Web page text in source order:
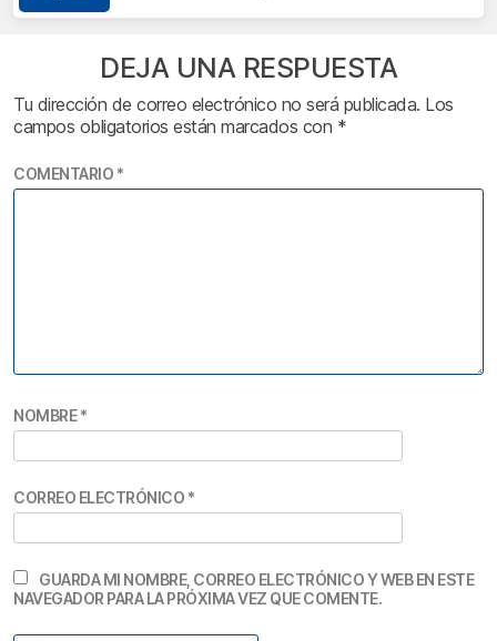
DEJA UNA RESPUESTA
Tu dirección de correo electrónico no será publicada. Los
campos obligatorios están marcados con *
COMENTARIO *
NOMBRE*
CORREO ELECTRÓNICO *
GUARDA MI NOMBRE, CORREO ELECTRÓNICO Y WEB EN ESTE
NAVEGADOR PARA LA PRÓXIMA VEZ QUE COMENTE.